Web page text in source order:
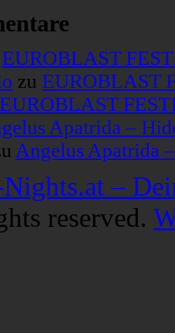
EUROBLAST
zu EUROBLAST
EUROBLAST
Apatrida –
Angelus Apatrida
–
reserved.